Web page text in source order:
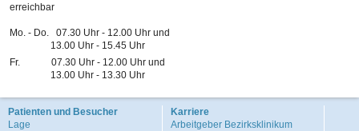
erreichbar
Mo. - Do. 07.30 Uhr - 12.00 Uhr und
13.00 Uhr - 15.45 Uhr
Fr. 07.30 Uhr - 12.00 Uhr und
13.00 Uhr - 13.30 Uhr
Patienten und Besucher
Lage
Karriere
Arbeitgeber Bezirksklinikum